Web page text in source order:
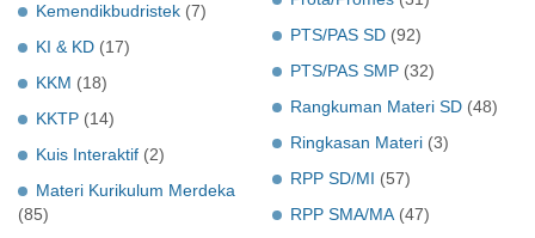
Kemendikbudristek (7)
KI & KD (17)
KKM (18)
KKTP (14)
Kuis Interaktif (2)
Materi Kurikulum Merdeka
(85)
PTS/PAS SD (92)
PTS/PAS SMP (32)
Rangkuman Materi SD (48)
Ringkasan Materi (3)
RPP SD/MI (57)
RPP SMA/MA (47)